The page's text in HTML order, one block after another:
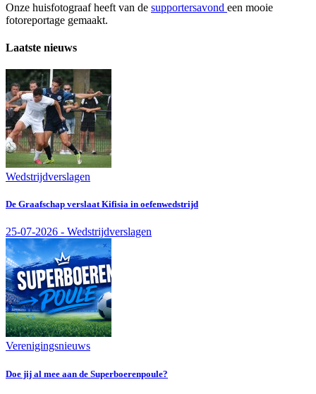
Onze huisfotograaf heeft van de supportersavond een mooie
fotoreportage gemaakt.
Laatste nieuws
Wedstrijdverslagen
De Graafschap verslaat Kifisia in oefenwedstrijd
25-07-2026 - Wedstrijdverslagen
Verenigingsnieuws
Doe jij al mee aan de Superboerenpoule?